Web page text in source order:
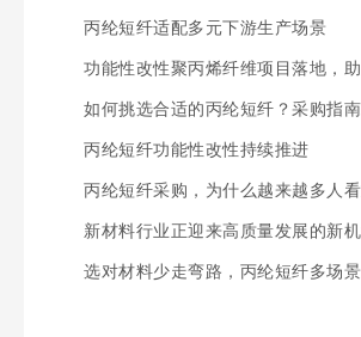
丙纶短纤适配多元下游生产场景
功能性改性聚丙烯纤维项目落地，
如何挑选合适的丙纶短纤？采购指
丙纶短纤功能性改性持续推进
丙纶短纤采购，为什么越来越多人
新材料行业正迎来高质量发展的新
选对材料少走弯路，丙纶短纤多场景